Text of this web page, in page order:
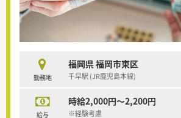
勤務地
福岡県 福岡市東区
千早駅 (JR鹿児島本線)
給与
時給2,000円～2,200円
※経験考慮